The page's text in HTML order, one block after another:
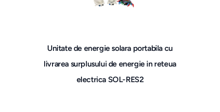
Unitate de energie solara portabila cu
livrarea surplusului de energie in reteua
electrica SOL-RES2